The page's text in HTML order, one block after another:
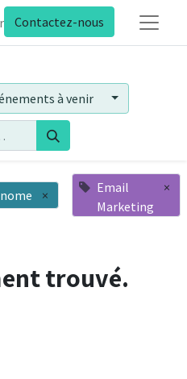
Contactez-nous
à venir
×
Email
Marketing
×
trouvé.